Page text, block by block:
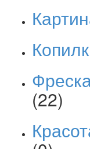
(22)